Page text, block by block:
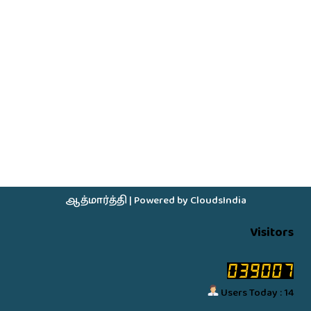
ஆத்மார்த்தி | Powered by CloudsIndia
Visitors
Users Today : 14